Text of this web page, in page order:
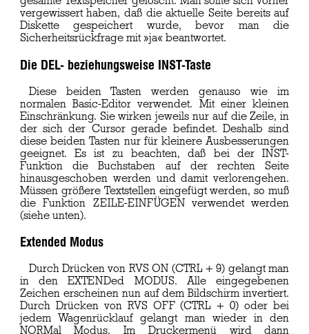
vergewissert haben, daß die aktuelle Seite bereits auf
Diskette gespeichert wurde, bevor man die
Sicherheitsrückfrage mit »ja« beantwortet.
Die DEL- beziehungsweise INST-Taste
Diese beiden Tasten werden genauso wie im
normalen Basic-Editor verwendet. Mit einer kleinen
Einschränkung. Sie wirken jeweils nur auf die Zeile, in
der sich der Cursor gerade befindet. Deshalb sind
diese beiden Tasten nur für kleinere Ausbesserungen
geeignet. Es ist zu beachten, daß bei der INST-
Funktion die Buchstaben auf der rechten Seite
hinausgeschoben werden und damit verlorengehen.
Müssen größere Textstellen eingefügt werden, so muß
die Funktion ZEILE-EINFÜGEN verwendet werden
(siehe unten).
Extended Modus
Durch Drücken von RVS ON (CTRL + 9) gelangt man
in den EXTENDed MODUS. Alle eingegebenen
Zeichen erscheinen nun auf dem Bildschirm invertiert.
Durch Drücken von RVS OFF (CTRL + 0) oder bei
jedem Wagenrücklauf gelangt man wieder in den
NORMal Modus. Im Druckermenü wird dann